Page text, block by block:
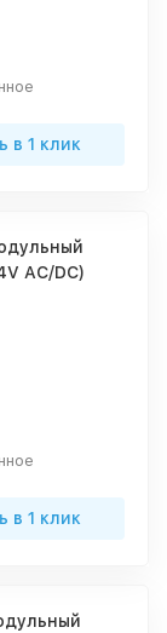
в 1 клик
AC/DC)
в 1 клик